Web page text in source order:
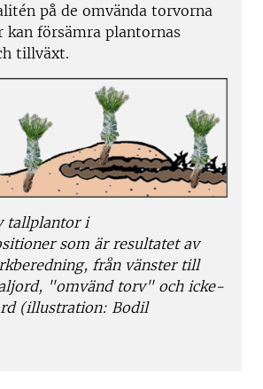
på de omvända torvorna
försämra plantornas
tillväxt.
tallplantor i
som är resultatet av
från vänster till
"omvänd torv" och icke-
(illustration: Bodil